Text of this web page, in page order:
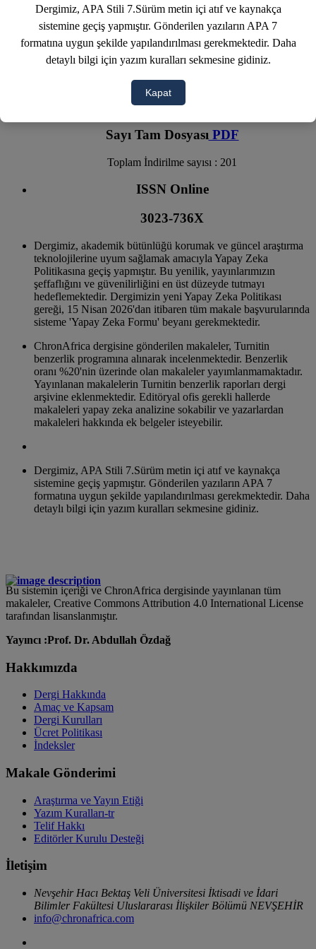
ChronAfrica dergisi belirtilmelidir.
Bağlantı (Link): Makalenin dergi sistemindeki resmi sayfasına veya
DOI numarasına (Digital Object Identifier) aktif bağlantı
verilmelidir.
2026-03-29
Sayı Tam Dosyası PDF
Toplam İndirilme sayısı : 201
ISSN Online
3023-736X
Dergimiz, akademik bütünlüğü korumak ve güncel araştırma
teknolojilerine uyum sağlamak amacıyla Yapay Zeka
Politikasına geçiş yapmıştır. Bu yenilik, yayınlarımızın
şeffaflığını ve güvenilirliğini en üst düzeyde tutmayı
hedeflemektedir. Dergimizin yeni Yapay Zeka Politikası
gereği, 15 Nisan 2026'dan itibaren tüm makale başvurularında
sisteme 'Yapay Zeka Formu' beyanı gerekmektedir.
ChronAfrica dergisine gönderilen makaleler, Turnitin
benzerlik programına alınarak incelenmektedir. Benzerlik
oranı %20'nin üzerinde olan makaleler yayımlanmamaktadır.
Yayınlanan makalelerin Turnitin benzerlik raporları dergi
arşivine eklenmektedir. Editöryal ofis gerekli hallerde
makaleleri yapay zeka analizine sokabilir ve yazarlardan
makaleleri hakkında ek belgeler isteyebilir.
Dergimiz, APA Stili 7.Sürüm metin içi atıf ve kaynakça
sistemine geçiş yapmıştır. Gönderilen yazıların APA 7
formatına uygun şekilde yapılandırılması gerekmektedir. Daha
detaylı bilgi için yazım kuralları sekmesine gidiniz.
Bu sistemin içeriği ve ChronAfrica dergisinde yayınlanan tüm
makaleler, Creative Commons Attribution 4.0 International License
tarafından lisanslanmıştır.
Yayıncı :Prof. Dr. Abdullah Özdağ
Hakkımızda
Dergi Hakkında
Amaç ve Kapsam
Dergi Kurulları
Ücret Politikası
İndeksler
Makale Gönderimi
Araştırma ve Yayın Etiği
Yazım Kuralları-tr
Telif Hakkı
Editörler Kurulu Desteği
İletişim
Nevşehir Hacı Bektaş Veli Üniversitesi İktisadi ve İdari
Bilimler Fakültesi Uluslararası İlişkiler Bölümü NEVŞEHİR
info@chronafrica.com
Dergimiz, APA Stili 7.Sürüm metin içi atıf ve kaynakça
sistemine geçiş yapmıştır. Gönderilen yazıların APA 7
formatına uygun şekilde yapılandırılması gerekmektedir. Daha
detaylı bilgi için yazım kuralları sekmesine gidiniz.
Kapat